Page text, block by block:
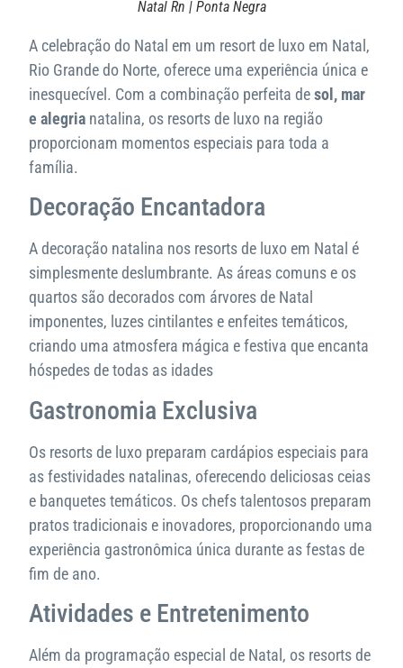
Natal Rn | Ponta Negra
A celebração do Natal em um resort de luxo em Natal,
Rio Grande do Norte, oferece uma experiência única e
inesquecível. Com a combinação perfeita desol, mar
e alegria natalina, os resorts de luxo na região
proporcionam momentos especiais para toda a
família.
Decoração Encantadora
A decoração natalina nos resorts de luxo em Natal é
simplesmente deslumbrante. As áreas comuns e os
quartos são decorados com árvores de Natal
imponentes, luzes cintilantes e enfeites temáticos,
criando uma atmosfera mágica e festiva que encanta
hóspedes de todas as idades
Gastronomia Exclusiva
Os resorts de luxo preparam cardápios especiais para
as festividades natalinas, oferecendo deliciosas ceias
e banquetes temáticos. Os chefs talentosos preparam
pratos tradicionais e inovadores, proporcionando uma
experiência gastronômica única durante as festas de
fim de ano.
Atividades e Entretenimento
Além da programação especial de Natal, os resorts de